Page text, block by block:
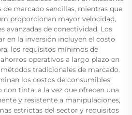
de marcado sencillas, mientras que
proporcionan mayor velocidad,
avanzadas de conectividad. Los
en la inversión incluyen el costo
los requisitos mínimos de
operativos a largo plazo en
tradicionales de marcado.
los costos de consumibles
con tinta, a la vez que ofrecen una
y resistente a manipulaciones,
estrictas del sector y requisitos